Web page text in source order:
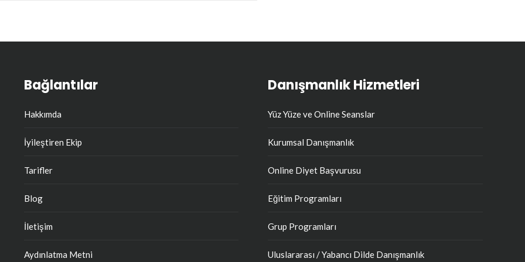
Bağlantılar
Hakkımda
İyileştiren Ekip
Tarifler
Blog
İletişim
Aydınlatma Metni
Danışmanlık Hizmetleri
Yüz Yüze ve Online Seanslar
Kurumsal Danışmanlık
Online Diyet Başvurusu
Eğitim Programları
Grup Programları
Uluslararası / Yabancı Dilde Danışmanlık